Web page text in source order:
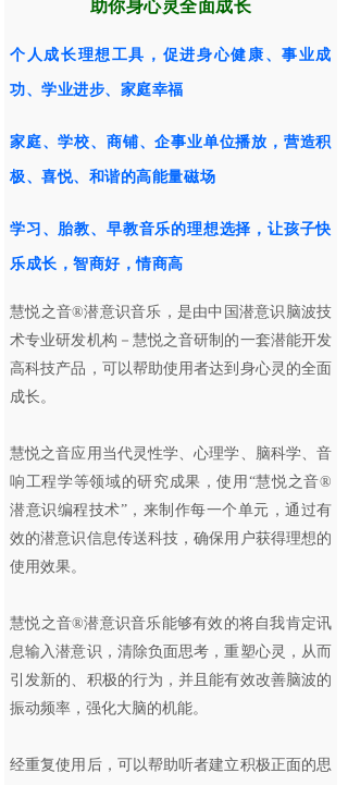
助你身心灵全面成长
个人成长理想工具，促进身心健康、事业成
功、学业进步、家庭幸福
家庭、学校、 商铺、企事业单位播放，营造积
极、喜悦、和谐的高能量磁场
学习、胎教、早教音乐的理想选择，让孩子快
乐成长，智商好，情商高
慧悦之音®潜意识音乐，是由中国潜意识脑波技
术专业研发机构－慧悦之音研制的一套潜能开发
高科技产品，可以帮助使用者达到身心灵的全面
成长。
慧悦之音应用当代灵性学、心理学、脑科学、音
响工程学等领域的研究成果，使用“慧悦之音®
潜意识编程技术”，来制作每一个单元，通过有
效的潜意识信息传送科技，确保用户获得理想的
使用效果。
慧悦之音®潜意识音乐能够有效的将自我肯定讯
息输入潜意识，清除负面思考，重塑心灵，从而
引发新的、积极的行为，并且能有效改善脑波的
振动频率，强化大脑的机能。
经重复使用后，可以帮助听者建立积极正面的思